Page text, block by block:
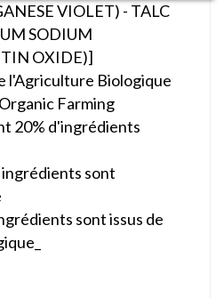
VIOLET) - TALC
SODIUM
TIN OXIDE)]
l'Agriculture Biologique
Farming
20% d'ingrédients
sont
sont issus de